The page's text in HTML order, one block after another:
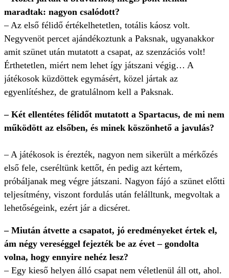
maradtak: nagyon csalódott?
– Az első félidő értékelhetetlen, totális káosz volt.
Negyvenöt percet ajándékoztunk a Paksnak, ugyanakkor
amit szünet után mutatott a csapat, az szenzációs volt!
Érthetetlen, miért nem lehet így játszani végig… A
játékosok küzdöttek egymásért, közel jártak az
egyenlítéshez, de gratulálnom kell a Paksnak.
– Két ellentétes félidőt mutatott a Spartacus, de mi nem
működött az elsőben, és minek köszönhető a javulás?
– A játékosok is érezték, nagyon nem sikerült a mérkőzés
első fele, cseréltünk kettőt, én pedig azt kértem,
próbáljanak meg végre játszani. Nagyon fájó a szünet előtti
teljesítmény, viszont fordulás után felálltunk, megvoltak a
lehetőségeink, ezért jár a dicséret.
– Miután átvette a csapatot, jó eredményeket értek el,
ám négy vereséggel fejezték be az évet – gondolta
volna, hogy ennyire nehéz lesz?
– Egy kieső helyen álló csapat nem véletlenül áll ott, ahol.